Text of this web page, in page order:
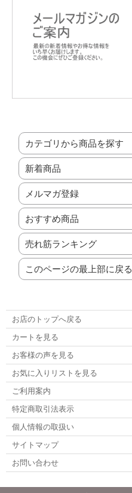
カテゴリから商品を探す
新着商品
メルマガ登録
おすすめ商品
売れ筋ランキング
このページの最上部に戻る
お店のトップへ戻る
カートを見る
お客様の声を見る
お気に入りリストを見る
ご利用案内
特定商取引法表示
個人情報の取扱い
サイトマップ
お問い合わせ